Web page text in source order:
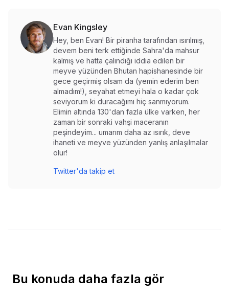
Evan Kingsley
Hey, ben Evan! Bir piranha tarafından ısırılmış,
devem beni terk ettiğinde Sahra'da mahsur
kalmış ve hatta çalındığı iddia edilen bir
meyve yüzünden Bhutan hapishanesinde bir
gece geçirmiş olsam da (yemin ederim ben
almadım!), seyahat etmeyi hala o kadar çok
seviyorum ki duracağımı hiç sanmıyorum.
Elimin altında 130'dan fazla ülke varken, her
zaman bir sonraki vahşi maceranın
peşindeyim... umarım daha az ısırık, deve
ihaneti ve meyve yüzünden yanlış anlaşılmalar
olur!
Twitter'da takip et
Bu konuda daha fazla gör